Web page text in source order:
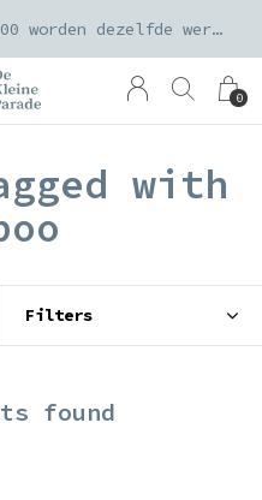
0
Orders geplaatst voor 15:00 worden dezelfde werkdag verzonden
with
Filters
found